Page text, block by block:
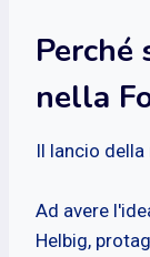
nella
Il lancio
Ad avere
Helbig,